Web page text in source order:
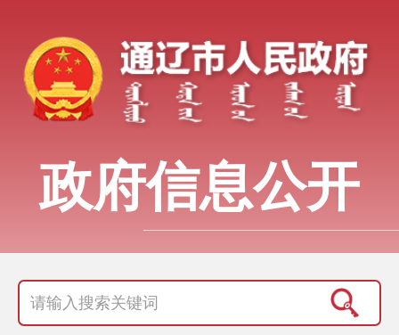
政府信息公开